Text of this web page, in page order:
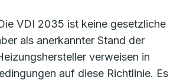
VDI 2035 ist keine gesetzliche
als anerkannter Stand der
verweisen in
auf diese Richtlinie. Es